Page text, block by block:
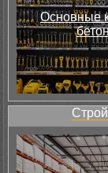
Основные